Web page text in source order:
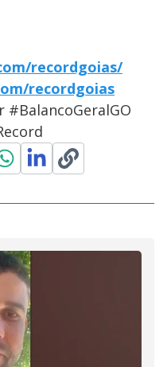
recordgoias/
recordgoias
#BalancoGeralGO